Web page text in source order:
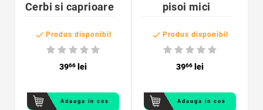
Cerbi si caprioare
 Produs disponibil
3966 lei
Adauga in cos
pisoi mici
 Produs disponibil
3966 lei
Adauga in cos